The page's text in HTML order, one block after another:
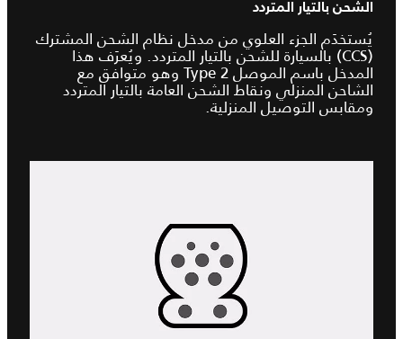
الشحن بالتيار المتردد
يُستخدَم الجزء العلوي من مدخل نظام الشحن المشترك
(CCS) بالسيارة للشحن بالتيار المتردد. ويُعرَف هذا
المدخل باسم الموصل Type 2 وهو متوافق مع
الشاحن المنزلي ونقاط الشحن العامة بالتيار المتردد
ومقابس التوصيل المنزلية.